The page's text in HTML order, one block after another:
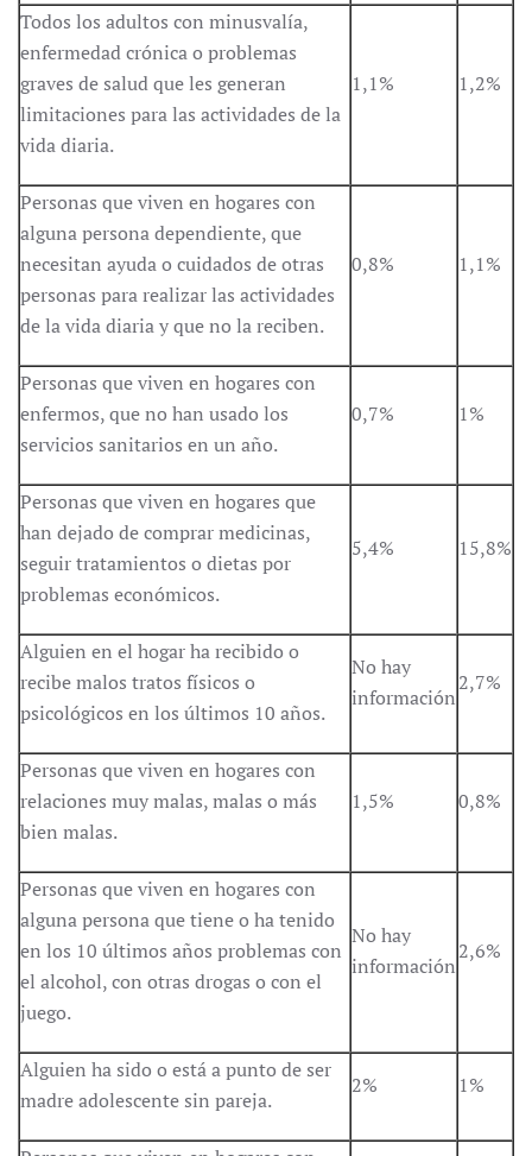
Todos los adultos con minusvalía,
enfermedad crónica o problemas
graves de salud que les generan
limitaciones para las actividades de la
vida diaria.
1,1% 1,2%
Personas que viven en hogares con
alguna persona dependiente, que
necesitan ayuda o cuidados de otras
personas para realizar las actividades
de la vida diaria y que no la reciben.
0,8% 1,1%
Personas que viven en hogares con
enfermos, que no han usado los
servicios sanitarios en un año.
0,7% 1%
Personas que viven en hogares que
han dejado de comprar medicinas,
seguir tratamientos o dietas por
problemas económicos.
5,4% 15,8%
Alguien en el hogar ha recibido o
recibe malos tratos físicos o
psicológicos en los últimos 10 años.
No hay
información
2,7%
Personas que viven en hogares con
relaciones muy malas, malas o más
bien malas.
1,5% 0,8%
Personas que viven en hogares con
alguna persona que tiene o ha tenido
en los 10 últimos años problemas con
el alcohol, con otras drogas o con el
juego.
No hay
información
2,6%
Alguien ha sido o está a punto de ser
madre adolescente sin pareja.
2% 1%